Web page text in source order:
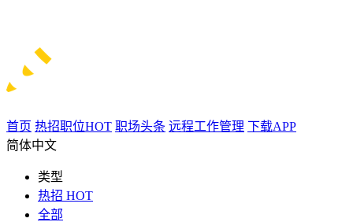
首页 热招职位HOT 职场头条 远程工作管理 下载APP
简体中文
类型
热招 HOT
全部